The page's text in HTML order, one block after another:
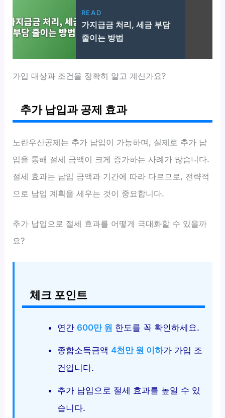
READ
가지급금 처리, 세금 부담
줄이는 방법
가입 대상과 조건을 정확히 알고 계신가요?
추가 납입과 공제 효과
노란우산공제는 추가 납입이 가능하며, 실제로 추가 납
입을 통해 절세 금액이 크게 증가하는 사례가 많습니다.
절세 효과는 납입 금액과 기간에 따라 다르므로, 전략적
으로 납입 계획을 세우는 것이 중요합니다.
추가 납입으로 절세 효과를 어떻게 극대화할 수 있을까
요?
체크 포인트
연간 600만 원 한도를 꼭 확인하세요.
종합소득금액 4천만 원 이하가 가입 조
건입니다.
추가 납입으로 절세 효과를 높일 수 있
습니다.